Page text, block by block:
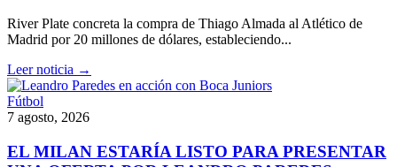
River Plate concreta la compra de Thiago Almada al Atlético de
Madrid por 20 millones de dólares, estableciendo...
Leer noticia →
Fútbol
7 agosto, 2026
EL MILAN ESTARÍA LISTO PARA PRESENTAR